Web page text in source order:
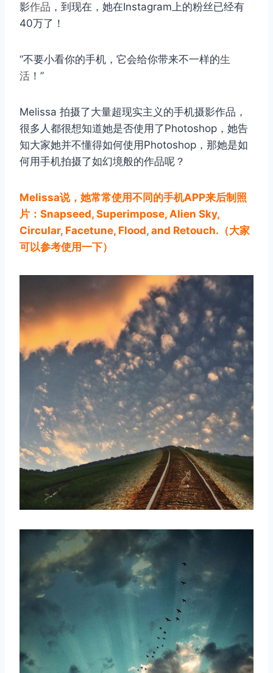
影作品 ，到现在，她在Instagram上的粉丝已经有
40万了！
“不要小看你的手机，它会给你带来不一样的生
活 ！”
Melissa 拍摄了大量超现实主义的手机摄影作品，
很多人都很想知道她是否使用了Photoshop，她告
知大家她并不懂得如何使用Photoshop，那她是如
何用手机拍摄了如幻境般的作品呢？
Melissa说，她常常使用不同的手机APP来后制照
片：Snapseed, Superimpose, Alien Sky,
Circular, Facetune, Flood, and Retouch.（大家
可以参考使用一下）